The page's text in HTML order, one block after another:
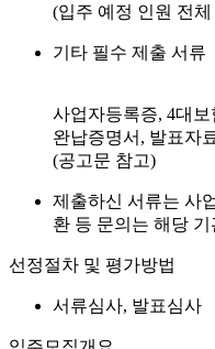
(입주 예정 인원 전
기타 필수 제출 서류
사업자등록증, 4대보
완납증명서, 발표자
(공고문 참고)
제출하신 서류는 사
환 등 문의는 해당
선정절차 및 평가방법
서류심사, 발표심사